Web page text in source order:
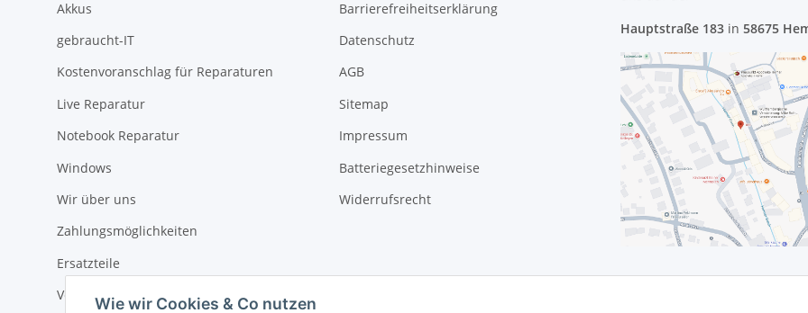
Wie wir Cookies & Co nutzen
Akkus
gebraucht-IT
Kostenvoranschlag für Reparaturen
Live Reparatur
Notebook Reparatur
Windows
Wir über uns
Zahlungsmöglichkeiten
Ersatzteile
Versandinformationen
Barrierefreiheitserklärung
Datenschutz
AGB
Sitemap
Impressum
Batteriegesetzhinweise
Widerrufsrecht
Hauptstraße 183 in 58675